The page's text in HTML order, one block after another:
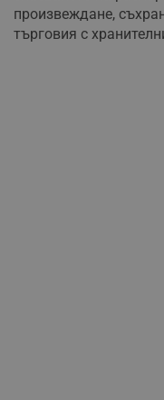
произвеждане,
търговия с